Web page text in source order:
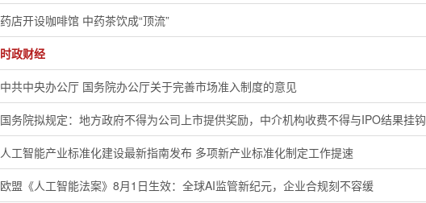
药店开设咖啡馆 中药茶饮成“顶流”
时政财经
中共中央办公厅 国务院办公厅关于完善市场准入制度的意见
国务院拟规定：地方政府不得为公司上市提供奖励，中介机构收费不得与IPO结果挂钩
人工智能产业标准化建设最新指南发布 多项新产业标准化制定工作提速
欧盟《人工智能法案》8月1日生效：全球AI监管新纪元，企业合规刻不容缓